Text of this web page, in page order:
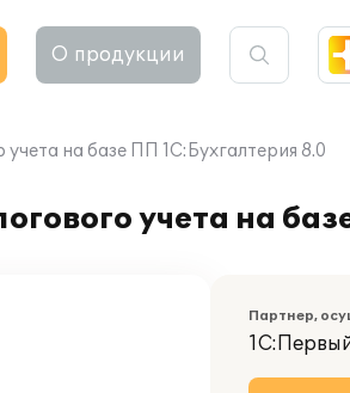
О продукции
на базе ПП 1C:Бухгалтерия 8.0
учета на
Партнер,